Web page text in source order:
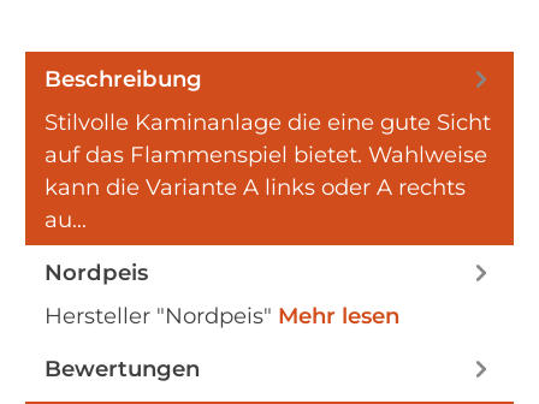
Beschreibung
Stilvolle Kaminanlage die eine gute Sicht
auf das Flammenspiel bietet. Wahlweise
kann die Variante A links oder A rechts
au…
Nordpeis
Hersteller "Nordpeis" Mehr lesen
Bewertungen